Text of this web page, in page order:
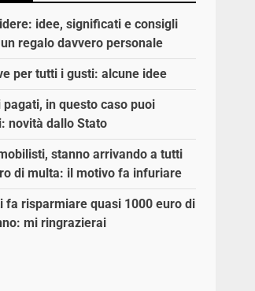
idee, significati e consigli
regalo davvero personale
per tutti i gusti: alcune idee
pagati, in questo caso puoi
novità dallo Stato
stanno arrivando a tutti
di multa: il motivo fa infuriare
fa risparmiare quasi 1000 euro di
mi ringrazierai